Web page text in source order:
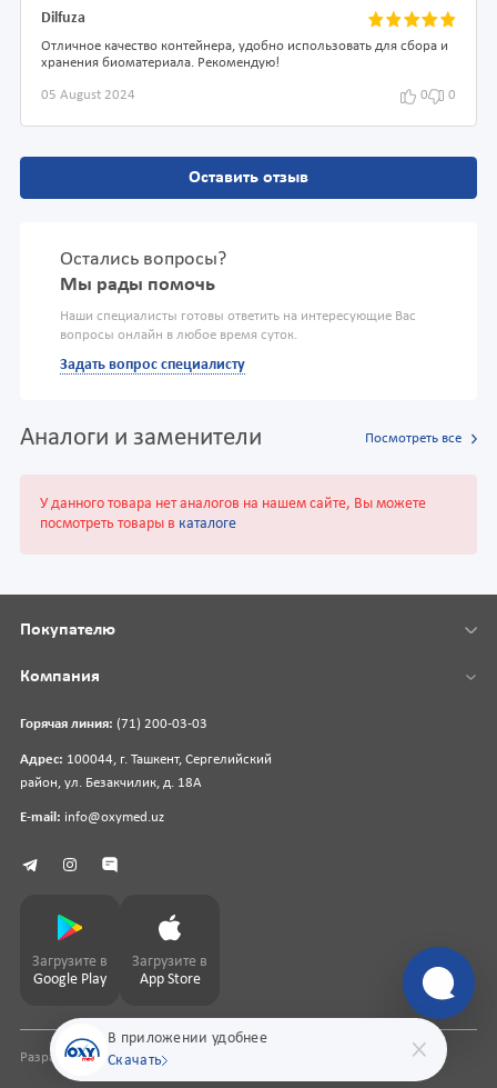
Dilfuza
Отличное качество контейнера, удобно использовать для сбора и
хранения биоматериала. Рекомендую!
05 August 2024 0 0
Оставить отзыв
Остались вопросы?
Мы рады помочь
Наши специалисты готовы ответить на интересующие Вас
вопросы онлайн в любое время суток.
Задать вопрос специалисту
Аналоги и заменители Посмотреть все
У данного товара нет аналогов на нашем сайте, Вы можете
посмотреть товары в каталоге
В приложении удобнее
Скачать
Горячая линия: (71) 200-03-03
Адрес: 100044, г. Ташкент, Сергелийский
район, ул. Безакчилик, д. 18А
E-mail: info@oxymed.uz
Покупателю
Компания
Загрузите в
Google Play
Загрузите в
App Store
Разработка сайтаpharmit.uz